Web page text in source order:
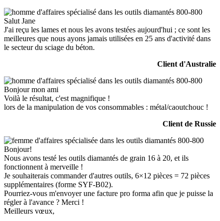
Salut Jane
J'ai reçu les lames et nous les avons testées aujourd'hui ; ce sont les
meilleures que nous ayons jamais utilisées en 25 ans d'activité dans
le secteur du sciage du béton.
Client d'Australie
Bonjour mon ami
Voilà le résultat, c'est magnifique !
lors de la manipulation de vos consommables : métal/caoutchouc !
Client de Russie
Bonjour!
Nous avons testé les outils diamantés de grain 16 à 20, et ils
fonctionnent à merveille !
Je souhaiterais commander d'autres outils, 6×12 pièces = 72 pièces
supplémentaires (forme SYF-B02).
Pourriez-vous m'envoyer une facture pro forma afin que je puisse la
régler à l'avance ? Merci !
Meilleurs vœux,